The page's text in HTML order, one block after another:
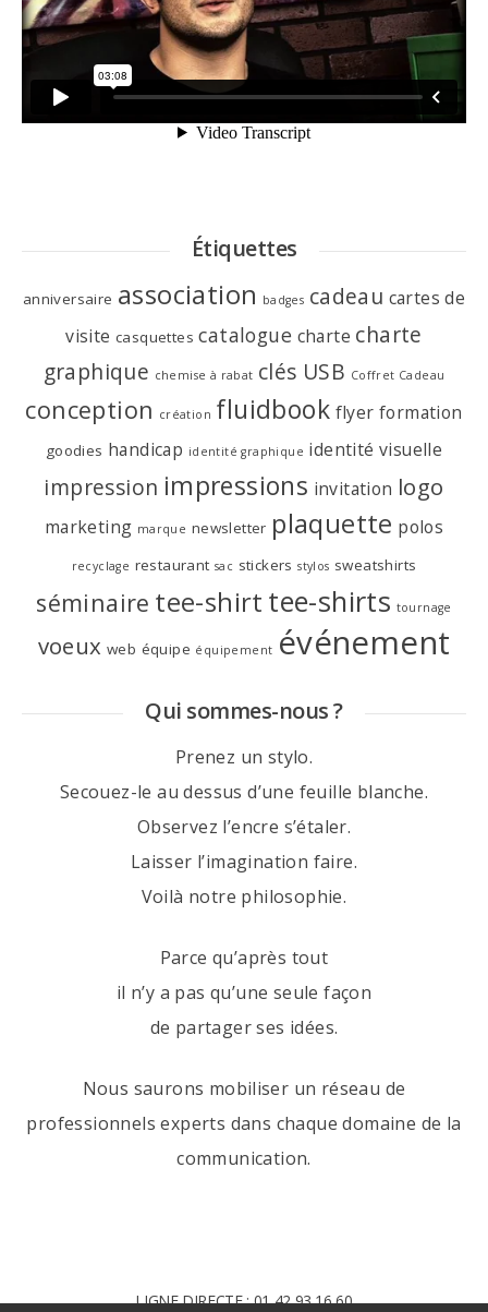
Étiquettes
anniversaire association badges cadeau cartes de
visite casquettes catalogue charte charte
graphique chemise à rabat clés USB Coffret Cadeau
conception création fluidbook flyer formation
goodies handicap identité graphique identité visuelle
impression impressions invitation logo
marketing marque newsletter plaquette polos
recyclage restaurant sac stickers stylos sweatshirts
séminaire tee-shirt tee-shirts tournage
voeux web équipe équipement événement
Qui sommes-nous ?
Prenez un stylo.
Secouez-le au dessus d’une feuille blanche.
Observez l’encre s’étaler.
Laisser l’imagination faire.
Voilà notre philosophie.
Parce qu’après tout
il n’y a pas qu’une seule façon
de partager ses idées.
Nous saurons mobiliser un réseau de
professionnels experts dans chaque domaine de la
communication.
LIGNE DIRECTE : 01 42 93 16 60